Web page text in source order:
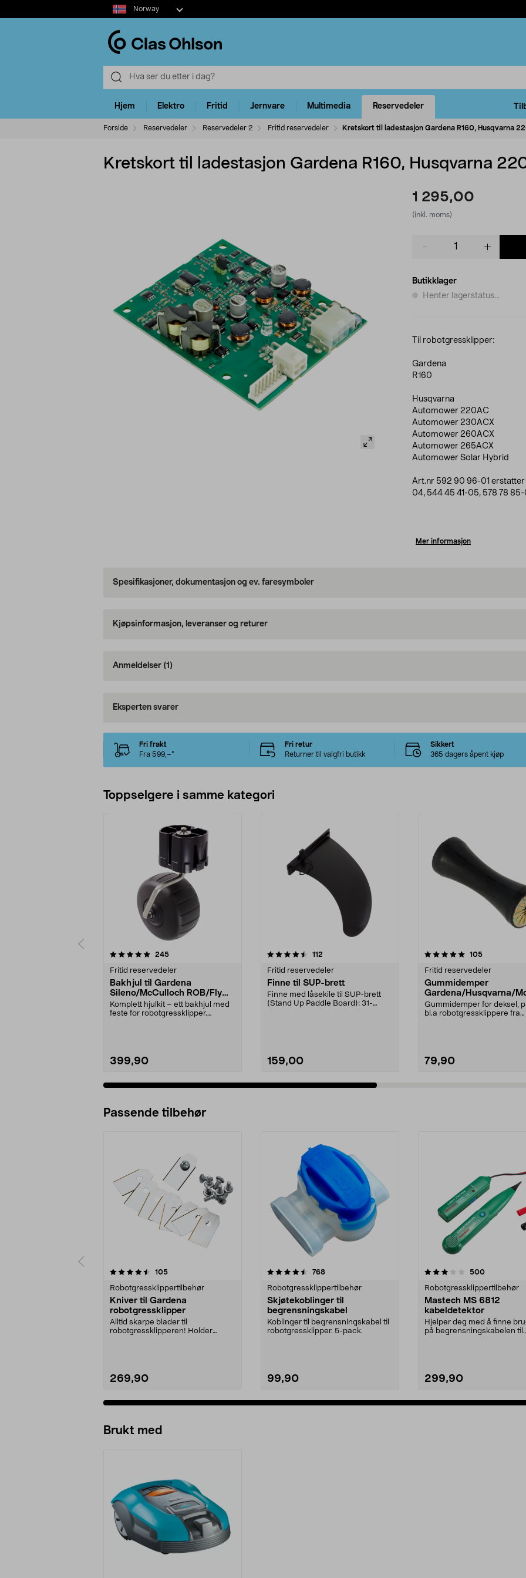
Select
market
Norway
Hjem Elektro Fritid Jernvare Multimedia Reservedeler
Forside Reservedeler Reservedeler 2 Fritid reservedeler Kretskort til ladestasjon Gardena R160, Husqvarna
Kretskort til ladestasjon Gardena R160, Husqvarna
1 295,00
(inkl. moms)
Butikklager
Henter lagerstatus...
Til robotgressklipper:
Gardena
R160
Husqvarna
Automower 220AC
Automower 230ACX
Automower 260ACX
Automower 265ACX
Automower Solar Hybrid
Art.nr 592 90 96-01
04, 544 45 41-05, 578 78 85-
Mer informasjon
Spesifikasjoner, dokumentasjon og ev. faresymboler
Kjøpsinformasjon, leveranser og returer
Anmeldelser (1)
Eksperten svarer
Fri frakt
Fra 599,–*
Fri retur
Returner til valgfri butikk
Sikkert
365 dagers åpent kjøp
Toppselgere i samme kategori
245anmeldelser
Fritid reservedeler
Bakhjul til Gardena
Sileno/McCulloch ROB/Flymo
Easilife
Komplett hjulkit – ett bakhjul med
feste for robotgressklipper.
399,90
4.5 av 5 stjerner 112
Fritid reservedeler
Finne til SUP-brett
Finne med låsekile til SUP-brett
(Stand Up Paddle Board): 31-
159,00
5.0 av 5 stjerner 105anmeldelser
Fritid reservedeler
Gummidemper
Gardena/Husqvarna/
ch/Flymo
Gummidemper for deksel,
bl.a robotgressklippere fra
79,90
5.0 av 5 stjerner
Passende tilbehør
105anmeldelser
Robotgressklippertilbehør
Kniver til Gardena
robotgressklipper
Alltid skarpe blader til
robotgressklipperen! Holder
269,90
4.5av 5 stjerner 768anmeldelser
Robotgressklippertilbehør
Skjøtekoblinger til
begrensningskabel
Koblinger til begrensningskabel til
robotgressklipper. 5-pack.
99,90
3.0av 5 stjerner 500anmeldelser
Robotgressklippertilbehør
Mastech MS 6812
kabeldetektor
Hjelper deg med å finne
på begrensningskabelen til
299,90
4.5av 5 stjerner
Brukt med